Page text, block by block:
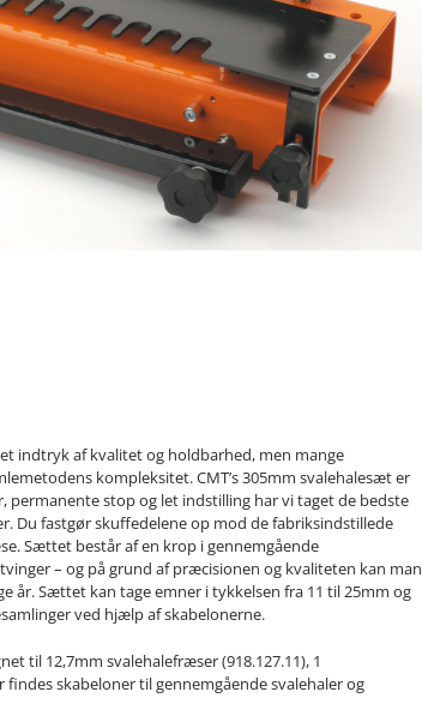
indtryk af kvalitet og holdbarhed, men mange
kompleksitet. CMT’s 305mm svalehalesæt er
stop og let indstilling har vi taget de bedste
Du fastgør skuffedelene op mod de fabriksindstillede
Sættet består af en krop i gennemgående
– og på grund af præcisionen og kvaliteten kan man
år. Sættet kan tage emner i tykkelsen fra 11 til 25mm og
ved hjælp af skabelonerne.
til 12,7mm svalehalefræser (918.127.11), 1
skabeloner til gennemgående svalehaler og